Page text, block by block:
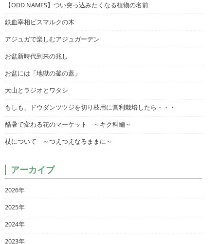
【ODD NAMES】つい突っ込みたくなる植物の名前
鉄血宰相ビスマルクの木
アジュガで楽しむアジュガーデン
お盆新時代到来の兆し
お盆には「地獄の釜の蓋」
大山とラジオとワタシ
もしも、ドウダンツツジを切り枝用に営利栽培したら・・・
酷暑で変わる花のマーケット ～キク科編～
杖について ～つえつえなるままに～
アーカイブ
2026年
2025年
2024年
2023年